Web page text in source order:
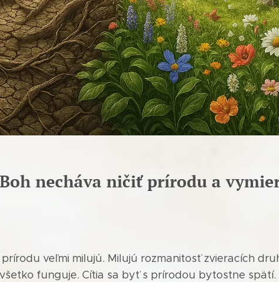
necháva ničiť prírodu a
veľmi milujú. Milujú rozmanitosť zvieracích
funguje. Cítia sa byť s prírodou bytostne